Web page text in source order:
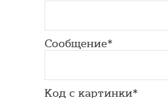
Сообщение*
Код с картинки*